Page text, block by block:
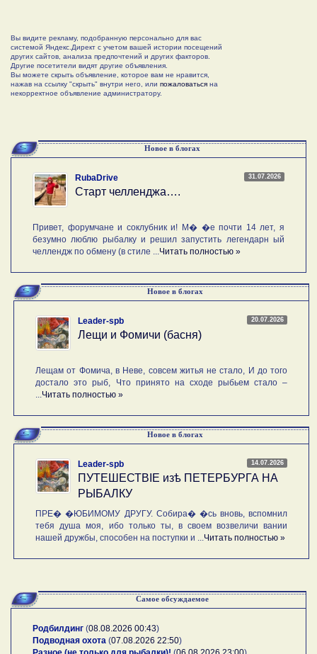
Вы видите рекламу, подобранную персонально для вас
системой Яндекс.Директ с учетом вашей истории посещений
других сайтов, анализа предпочтений и других факторов.
Другие посетители видят другие объявления.
Вы можете скрыть объявление, которое вам не нравится,
нажав на ссылку "скрыть" внутри него, или пожаловаться на
некорректное объявление администратору.
Новое в блогах
31.07.2026
RubaDrive
Старт челленджа….
Привет, форумчане и соклубник и! М� �е почти 14 лет, я
безумно люблю рыбалку и решил запустить легендарн ый
челлендж по обмену (в стиле ... Читать полностью »
Новое в блогах
20.07.2026
Leader-spb
Лещи и Фомичи (басня)
Лещам от Фомича, в Неве, совсем житья не стало, И до того
достало это рыб, Что принято на сходе рыбьем стало –
Читать полностью »
Новое в блогах
14.07.2026
Leader-spb
ПУТЕШЕСТВIE изѣ ПЕТЕРБУРГА НА
РЫБАЛКУ
ПРЕ� �ЮБИМОМУ ДРУГУ. Собира� �сь вновь, вспомнил
тебя душа моя, ибо только ты, в своем возвеличи вании
нашей дружбы, способен на поступки и ... Читать полностью »
Самое обсуждаемое
Родбилдинг (08.08.2026 00:43)
Подводная охота (07.08.2026 22:50)